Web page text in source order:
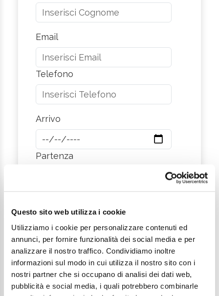
Questo sito web utilizza i cookie
Utilizziamo i cookie per personalizzare contenuti ed
annunci, per fornire funzionalità dei social media e per
analizzare il nostro traffico. Condividiamo inoltre
informazioni sul modo in cui utilizza il nostro sito con i
nostri partner che si occupano di analisi dei dati web,
pubblicità e social media, i quali potrebbero combinarle
Email
Telefono
Arrivo
Partenza
Messaggio